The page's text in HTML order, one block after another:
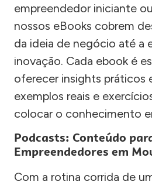
empreendedor iniciante
nossos eBooks cobrem
da ideia de negócio até a
inovação. Cada ebook é
oferecer insights práticos
exemplos reais e
colocar o conhecimento
Podcasts: Conteúdo
Empreendedores em
Com a rotina corrida de